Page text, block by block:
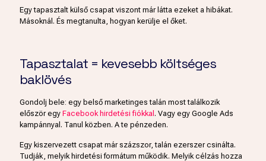
Egy tapasztalt külső csapat viszont már látta ezeket a hibákat.
Másoknál. És megtanulta, hogyan kerülje el őket.
Tapasztalat = kevesebb költséges
baklövés
Gondolj bele: egy belső marketinges talán most találkozik
először egy Facebook hirdetési fiókkal. Vagy egy Google Ads
kampánnyal. Tanul közben. A te pénzeden.
Egy kiszervezett csapat már százszor, talán ezerszer csinálta.
Tudják, melyik hirdetési formátum működik. Melyik célzás hozza